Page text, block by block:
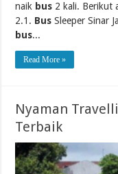
naik bus 2 kali. Berikut
2.1. Bus Sleeper Sinar
bus...
Read More »
Nyaman
Terbaik